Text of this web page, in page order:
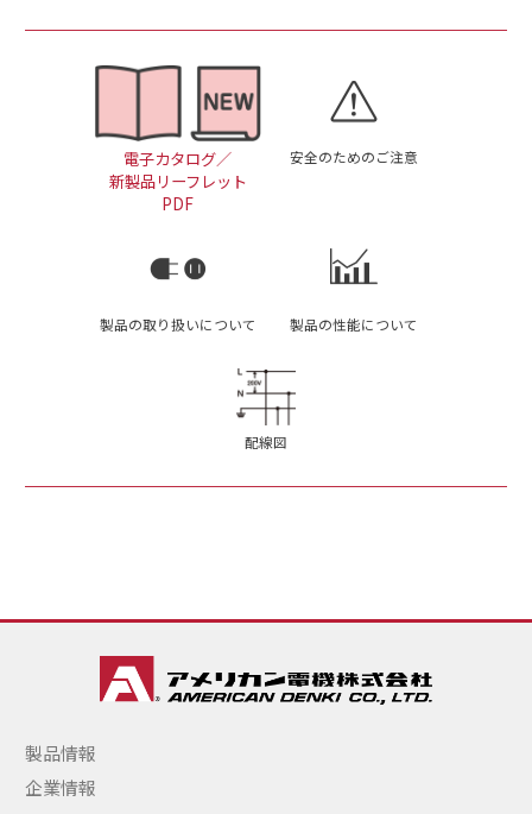
電子カタログ／
新製品リーフレット
PDF
安全のためのご注意
製品の取り扱いについて 製品の性能について
配線図
製品情報
企業情報